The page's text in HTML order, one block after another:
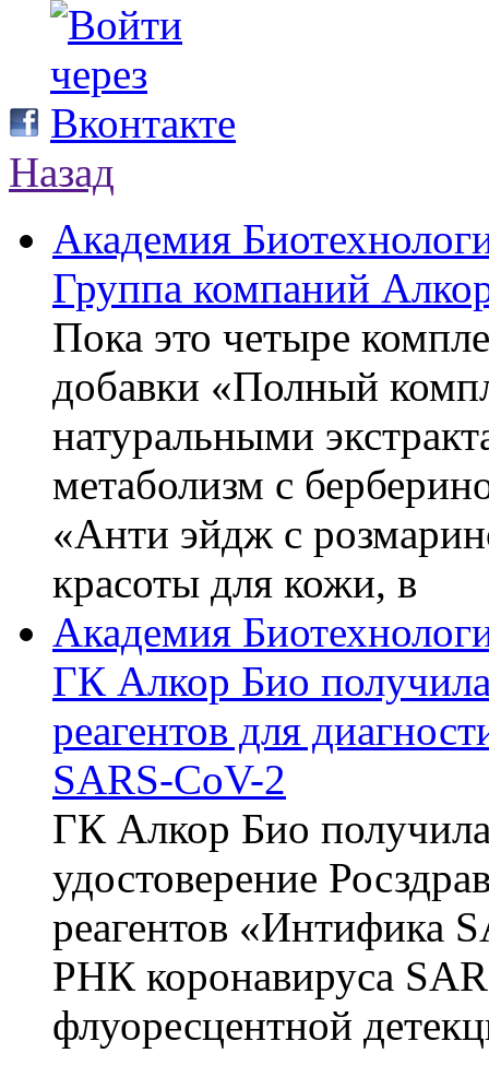
Назад
Академия
Группа компаний
Пока это четыре
добавки «Полный
натуральными
метаболизм с
«Анти эйдж с
красоты для кожи, в
Академия
ГК Алкор Био
реагентов для
SARS-CoV-2
ГК Алкор Био
удостоверение
реагентов «Интифика
РНК коронавируса
флуоресцентной